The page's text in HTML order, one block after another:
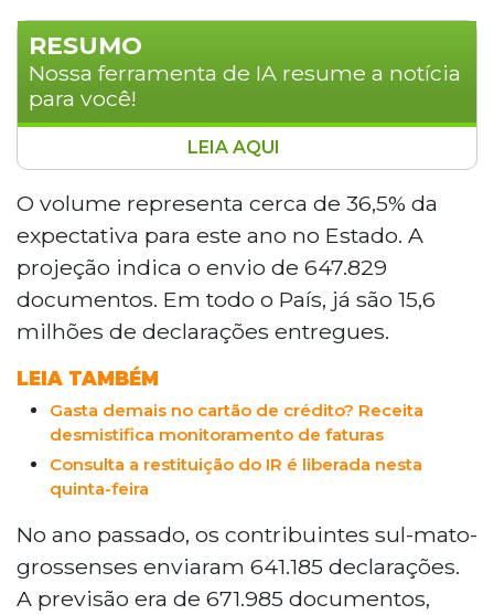
RESUMO
Nossa ferramenta de IA resume a notícia
para você!
Em Mato Grosso do Sul, 237 mil
contribuintes já enviaram a declaração do
Imposto de Renda Pessoa Física até esta
sexta-feira (24), o que representa 36,5%
da meta de 647.829 documentos
esperados pelo Estado. O prazo vai até 29
de maio e quem não cumprir paga multa
pagas em quatro lotes, com início em 29
de maio, com prioridade para idosos e
portadores de doenças graves.
LEIA AQUI
O volume representa cerca de 36,5% da
expectativa para este ano no Estado. A
projeção indica o envio de 647.829
documentos. Em todo o País, já são 15,6
milhões de declarações entregues.
LEIA TAMBÉM
Gasta demais no cartão de crédito? Receita
desmistifica monitoramento de faturas
Consulta a restituição do IR é liberada nesta
quinta-feira
No ano passado, os contribuintes sul-mato-
grossenses enviaram 641.185 declarações.
A previsão era de 671.985 documentos,